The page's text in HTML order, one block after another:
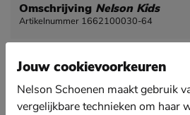
Omschrijving Nelson Kids
Artikelnummer 1662100030-64
gebruiksgemak in gedachten en
sluiting als een
Jouw cookievoorkeuren
Nelson Schoenen maakt gebruik
vergelijkbare technieken om haar